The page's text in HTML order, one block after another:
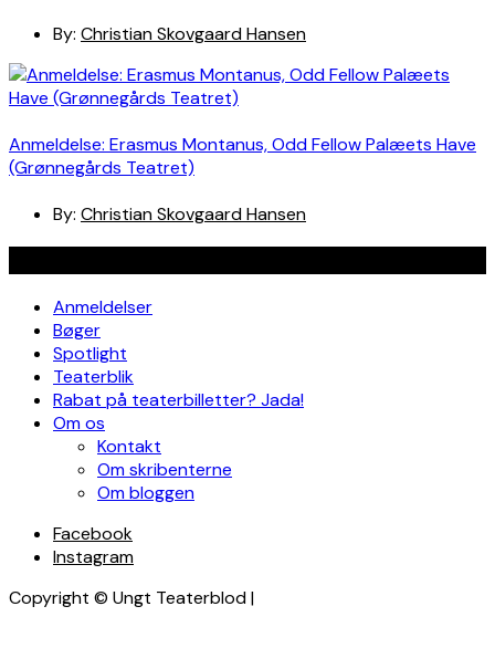
By: Christian Skovgaard Hansen
Anmeldelse: Erasmus Montanus, Odd Fellow Palæets Have
(Grønnegårds Teatret)
By: Christian Skovgaard Hansen
Anmeldelser
Bøger
Spotlight
Teaterblik
Rabat på teaterbilletter? Jada!
Om os
Kontakt
Om skribenterne
Om bloggen
Facebook
Instagram
Copyright © Ungt Teaterblod |